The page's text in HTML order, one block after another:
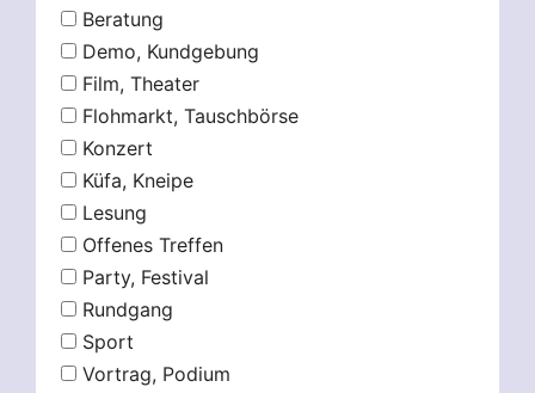
Beratung
Demo, Kundgebung
Film, Theater
Flohmarkt, Tauschbörse
Konzert
Küfa, Kneipe
Lesung
Offenes Treffen
Party, Festival
Rundgang
Sport
Vortrag, Podium